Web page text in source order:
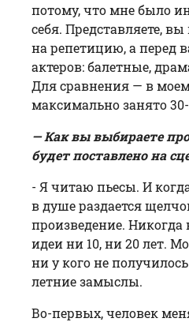
потому, что мне было
себя. Представляете,
на репетицию, а перед
актеров: балетные,
Для сравнения — в моем
максимально занято
— Как вы выбираете
будет поставлено на
- Я читаю пьесы. И
в душе раздается
произведение.
идеи ни 10, ни 20 лет.
ни у кого не
летние замыслы.
Во-первых, человек